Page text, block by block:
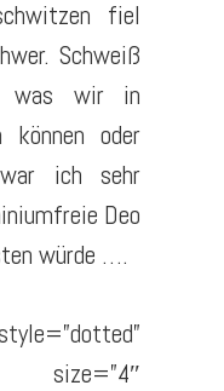
fiel
Schweiß
was wir in
können oder
ich sehr
Deo
würde ….
size=”4″